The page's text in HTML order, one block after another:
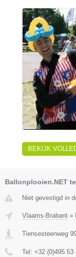
BEKIJK
Ballonplooien.NET
Niet gevestigd in
Vlaams-Brabant »
Tiensesteenweg
Tel: +32 (0)495 53